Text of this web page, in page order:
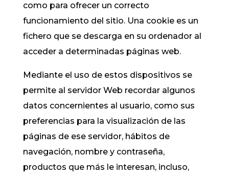
como para ofrecer un correcto
funcionamiento del sitio. Una cookie es un
fichero que se descarga en su ordenador al
acceder a determinadas páginas web.
Mediante el uso de estos dispositivos se
permite al servidor Web recordar algunos
datos concernientes al usuario, como sus
preferencias para la visualización de las
páginas de ese servidor, hábitos de
navegación, nombre y contraseña,
productos que más le interesan, incluso,